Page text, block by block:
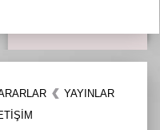
YAYINLAR